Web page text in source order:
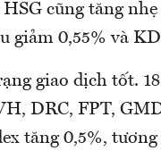
cũng tăng
giảm 0,55% và
giao dịch tốt.
DRC, FPT,
tăng 0,5%,